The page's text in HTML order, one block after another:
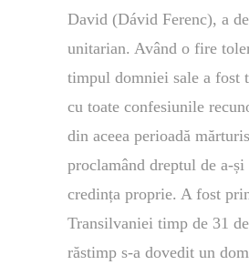
David (Dávid Ferenc), a
unitarian. Având o fire
timpul domniei sale a fost
cu toate confesiunile
din aceea perioadă
proclamând dreptul de a-
credința proprie. A fost
Transilvaniei timp de 31
răstimp s-a dovedit un